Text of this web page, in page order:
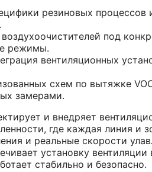
резиновых процессов
под
режимы.
вентиляционных
схем по вытяжке
замерами.
и внедряет
где каждая линия и
и реальные скорости
установку вентиляции
стабильно и безопасно.